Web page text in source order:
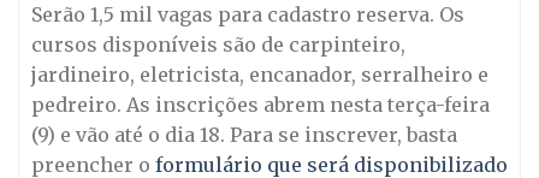
Serão 1,5 mil vagas para cadastro reserva. Os
cursos disponíveis são de carpinteiro,
jardineiro, eletricista, encanador, serralheiro e
pedreiro. As inscrições abrem nesta terça-feira
(9) e vão até o dia 18. Para se inscrever, basta
preencher o formulário que será disponibilizado